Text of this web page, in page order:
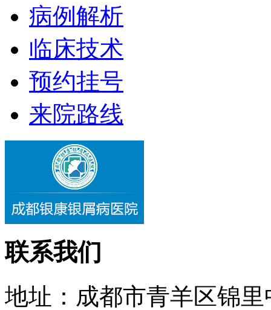
病例解析
临床技术
预约挂号
来院路线
联系我们
地址：成都市青羊区锦